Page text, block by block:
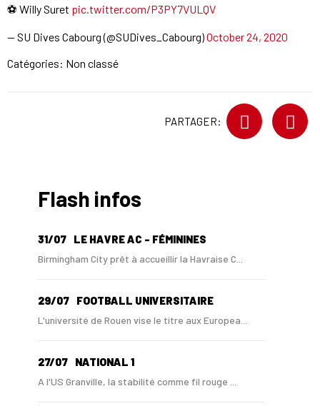
⚽️ Willy Suret pic.twitter.com/P3PY7VULQV
— SU Dives Cabourg (@SUDives_Cabourg)October 24, 2020
Catégories: Non classé
PARTAGER:
Flash infos
31/07 LE HAVRE AC - FÉMININES
Birmingham City prêt à accueillir la Havraise C...
29/07 FOOTBALL UNIVERSITAIRE
L'université de Rouen vise le titre aux Europea...
27/07 NATIONAL 1
A l'US Granville, la stabilité comme fil rouge ...